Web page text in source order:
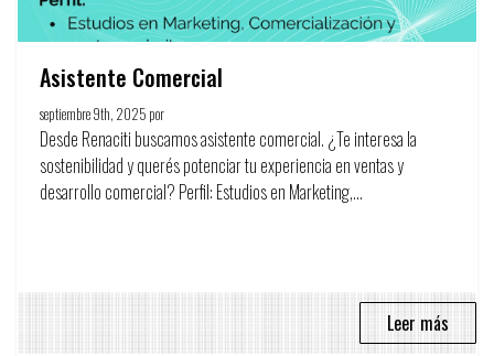
Asistente Comercial
septiembre 9th, 2025 por
Desde Renaciti buscamos asistente comercial. ¿Te interesa la
sostenibilidad y querés potenciar tu experiencia en ventas y
desarrollo comercial? Perfil: Estudios en Marketing,...
Leer más